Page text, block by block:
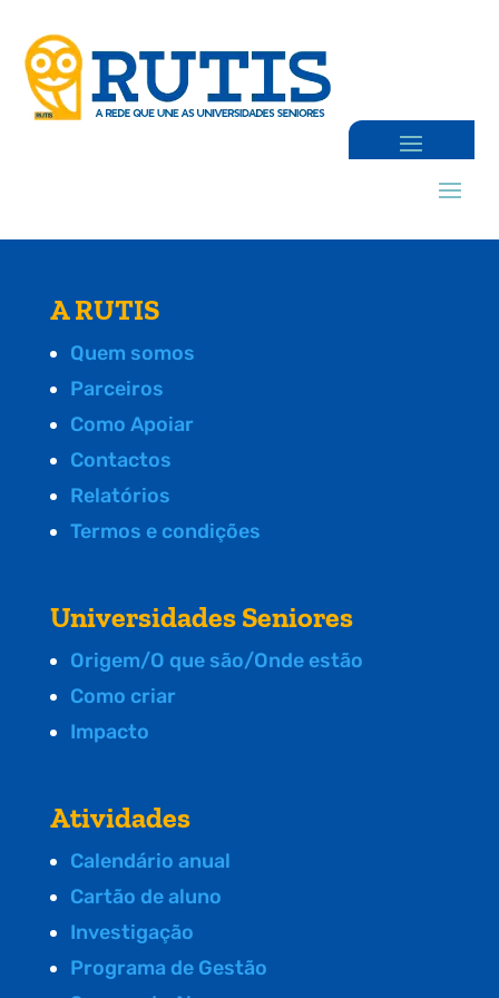
A RUTIS
Quem somos
Parceiros
Como Apoiar
Contactos
Relatórios
Termos e condições
Universidades Seniores
Origem/O que são/Onde estão
Como criar
Impacto
Atividades
Calendário anual
Cartão de aluno
Investigação
Programa de Gestão